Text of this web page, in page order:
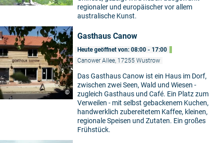
regionaler und europäischer vor allem
australische Kunst.
©
Gasthaus Canow
Heute geöffnet von: 08:00 - 17:00
Canower Allee, 17255 Wustrow
Das Gasthaus Canow ist ein Haus im Dorf,
zwischen zwei Seen, Wald und Wiesen -
zugleich Gasthaus und Café. Ein Platz zum
Verweilen - mit selbst gebackenem Kuchen,
handwerklich zubereitetem Kaffee, kleinen,
regionale Speisen und Zutaten. Ein großes
Frühstück.